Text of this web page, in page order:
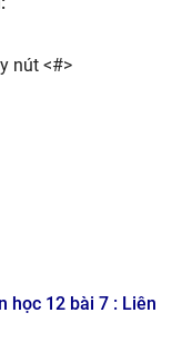
nút <#>
học 12 bài 7 : Liên